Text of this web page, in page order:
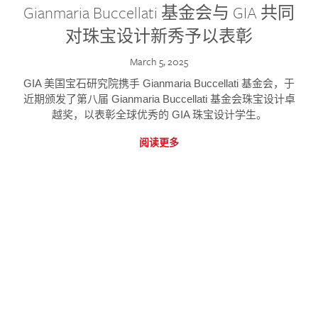
Gianmaria Buccellati 基金会与 GIA 共同
对珠宝设计新秀予以表彰
March 5, 2025
GIA 美国宝石研究院携手 Gianmaria Buccellati 基金会，于
近期颁发了第八届 Gianmaria Buccellati 基金会珠宝设计卓
越奖，以表彰全球优秀的 GIA 珠宝设计学生。
阅读更多